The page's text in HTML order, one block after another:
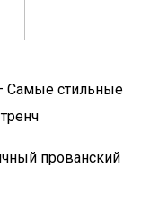
Самые стильные
прованский